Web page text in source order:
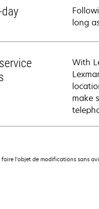
long
With
make
l'objet de modifications sans